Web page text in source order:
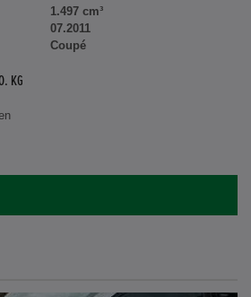
1.497 cm³
07.2011
Coupé
KG